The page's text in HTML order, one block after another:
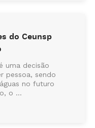
do Ceunsp
uma decisão
pessoa, sendo
no futuro
o ...